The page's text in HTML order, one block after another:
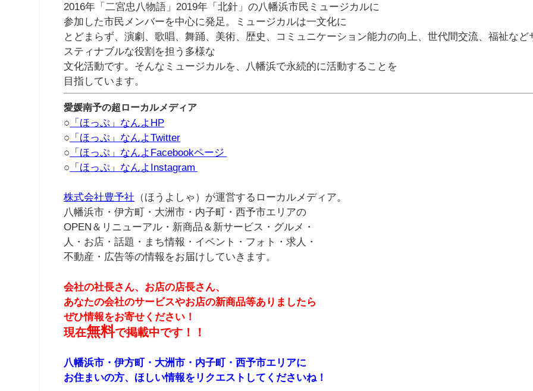
2016年「二宮忠八物語」2019年「北針」の八幡浜市民ミュージカルに
参加した市民メンバーを中心に発足。ミュージカルは一文化に
とどまらず、演劇、歌唱、舞踊、美術、歴史、コミュニケーション能力の向上、世代間交流、福祉など
スティナブルな役割を担う多様な
文化活動です。そんなミュージカルを、八幡浜で永続的に活動することを
目指しています。
愛媛南予の超ローカルメディア
○ 「ほっぷ」なんよHP
○ 「ほっぷ」なんよTwitter
○ 「ほっぷ」なんよFacebookページ
○ 「ほっぷ」なんよInstagram
株式会社豊予社 （ほうよしゃ）が運営するローカルメディア。
八幡浜市・伊方町・大洲市・内子町・西予市エリアの
OPEN＆リニューアル・新商品＆新サービス・グルメ・
人・お店・話題・まち情報・イベント・フォト・求人・
不動産・広告等の情報をお届けしていきます。
会社の社長さん、お店の店長さん、
あなたの会社のサービスやお店の新商品等ありましたら
ぜひ情報をお寄せください！
現在無料で掲載中です！！
八幡浜市・伊方町・大洲市・内子町・西予市エリアに
お住まいの方、ほしい情報をリクエストしてくださいね！